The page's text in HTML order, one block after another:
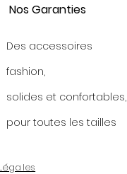
Nos Garanties
Des accessoires
fashion,
solides et confortables,
pour toutes les tailles